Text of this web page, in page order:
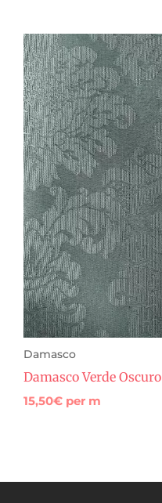
Damasco
Damasco Verde Oscuro
15,50€ per m